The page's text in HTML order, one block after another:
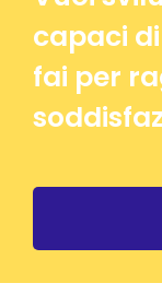
capaci
fai per